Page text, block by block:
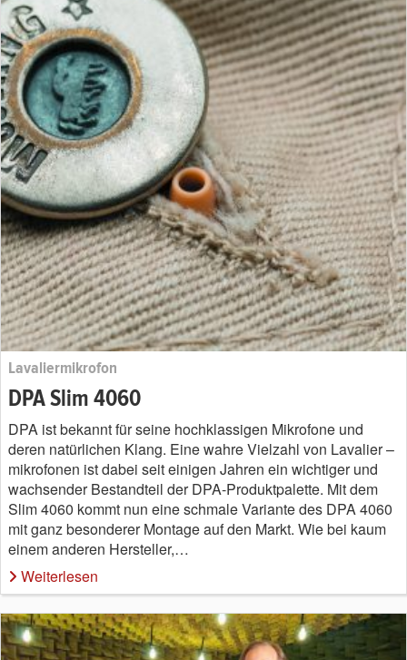
Lavaliermikrofon
DPA Slim 4060
DPA ist bekannt für seine hochklassigen Mikrofone und
deren natürlichen Klang. Eine wahre Vielzahl von Lavalier –
mikrofonen ist dabei seit einigen Jahren ein wichtiger und
wachsender Bestandteil der DPA-Produktpalette. Mit dem
Slim 4060 kommt nun eine schmale Variante des DPA 4060
mit ganz besonderer Montage auf den Markt. Wie bei kaum
einem anderen Hersteller,…
Weiterlesen